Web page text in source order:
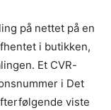
på nettet på en
i butikken,
Et CVR-
i Det
viste